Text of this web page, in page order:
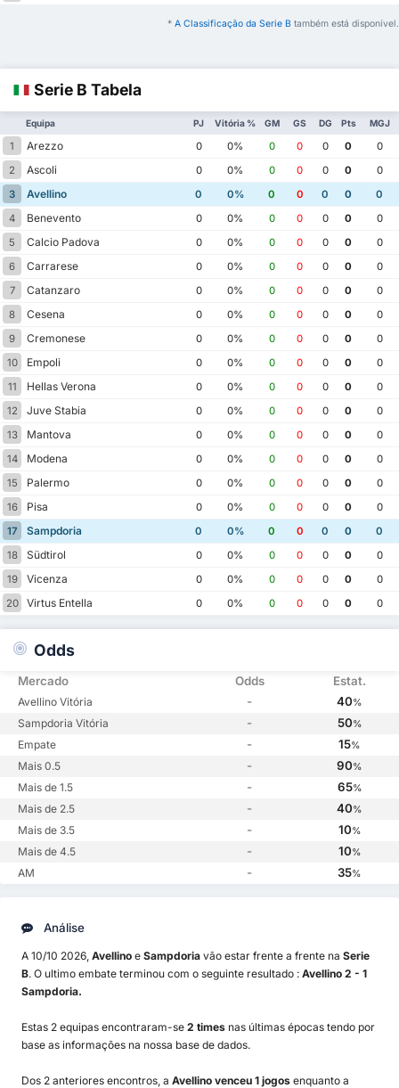
* A Classificação da Serie B também está disponível.
Serie B Tabela
Equipa PJ Vitória % GM GS DG Pts MGJ
1 Arezzo 0 0% 0 0 0 0
0
2
Ascoli 0 0% 0 0 0 0
0
3
Avellino 0 0% 0 0 0 0
0
4
Benevento 0 0% 0 0 0 0
0
5
Calcio Padova 0 0% 0 0 0 0
0
6
Carrarese 0 0% 0 0 0 0
0
7
Catanzaro 0 0% 0 0 0 0
0
8
Cesena 0 0% 0 0 0 0
0
9
Cremonese 0 0% 0 0 0 0
0
10
Empoli 0 0% 0 0 0 0
0
11
Hellas Verona 0 0% 0 0 0 0
0
12
Juve Stabia 0 0% 0 0 0 0
0
13
Mantova 0 0% 0 0 0 0
0
14
Modena 0 0% 0 0 0 0
0
15
Palermo 0 0% 0 0 0 0
0
16
Pisa 0 0% 0 0 0 0
0
17
Sampdoria 0 0% 0 0 0 0
0
18
Südtirol 0 0% 0 0 0 0
0
19
Vicenza 0 0% 0 0 0 0
0
20
Virtus Entella 0 0% 0 0 0 0 0
Odds
Mercado Odds Estat.
Avellino Vitória - 40%
Sampdoria Vitória - 50%
Empate - 15%
Mais 0.5 - 90%
Mais de 1.5 - 65%
Mais de 2.5 - 40%
Mais de 3.5 - 10%
Mais de 4.5 - 10%
AM - 35%
Análise
A 10/10 2026, Avellino e Sampdoria vão estar frente a frente na Serie
B. O ultimo embate terminou com o seguinte resultado : Avellino 2 - 1
Sampdoria.
Estas 2 equipas encontraram-se 2 times nas últimas épocas tendo por
base as informações na nossa base de dados.
Dos 2 anteriores encontros, a Avellino venceu 1 jogos enquanto a